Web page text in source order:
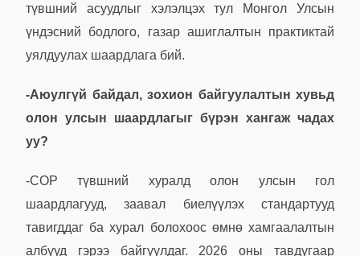
түвшний асуудлыг хэлэлцэх тул Монгол Улсын
үндэсний бодлого, газар ашиглалтын практиктай
уялдуулах шаардлага бий.
-Аюулгүй байдал, зохион байгуулалтын хувьд
олон улсын шаардлагыг бүрэн хангаж чадах
уу?
-COP түвшний хуралд олон улсын гол
шаардлагууд, заавал биелүүлэх стандартууд
тавигддаг ба хурал болохоос өмнө хамгаалалтын
албууд гэрээ байгуулдаг. 2026 оны тавдугаар